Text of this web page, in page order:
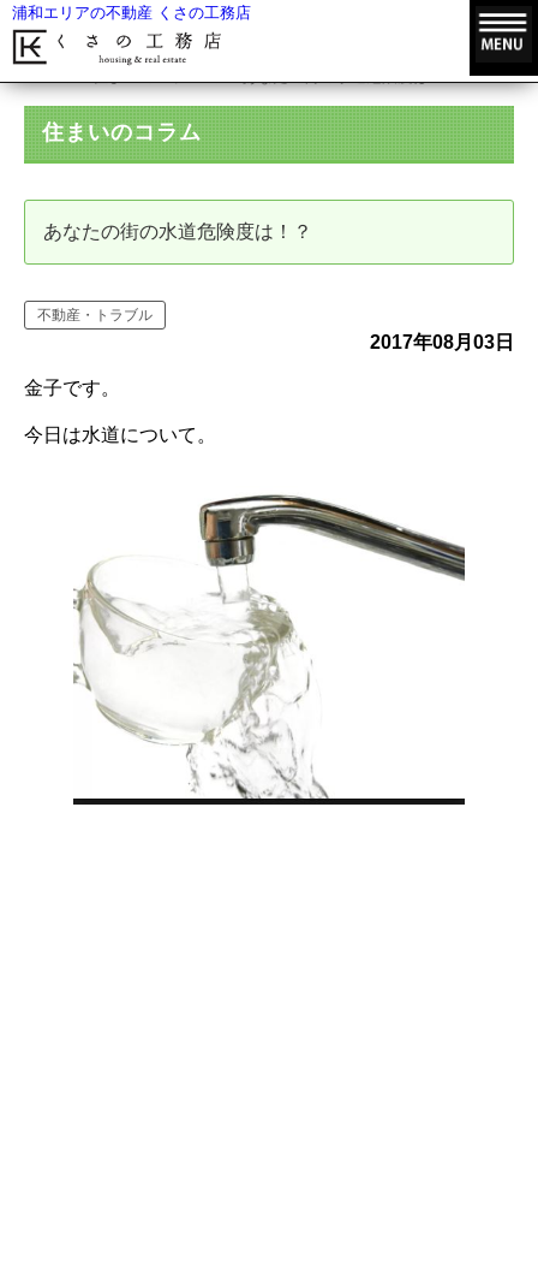
浦和エリアの不動産 くさの工務店
住まいのコラム
あなたの街の水道危険度は！？
不動産・トラブル
2017年08月03日
金子です。
今日は水道について。